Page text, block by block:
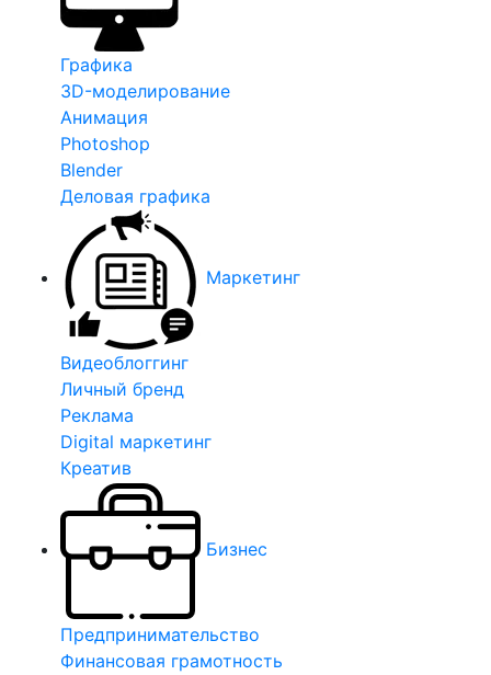
Графика
3D-моделирование
Анимация
Photoshop
Blender
Деловая графика
Маркетинг
Видеоблоггинг
Личный бренд
Реклама
Digital маркетинг
Креатив
Бизнес
Предпринимательство
Финансовая грамотность